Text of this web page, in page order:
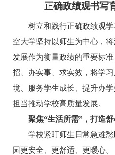
正确政绩观书写
树立和践行正确政绩观
空大学坚持以师生为中心，
发展作为衡量政绩的重要标
招、办实事、求实效，将学
境、服务学生成长、提升办
担当推动学校高质量发展。
聚焦“生活所需”，打造
学校紧盯师生日常急难
园更安全、更舒适、更暖心。